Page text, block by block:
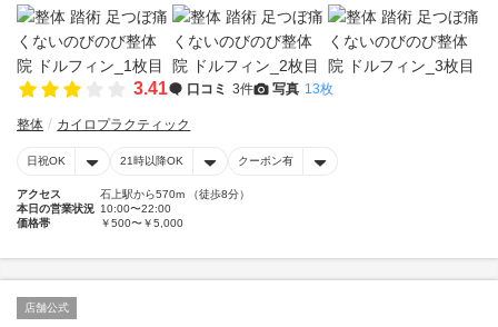
3.41 口コミ 3件 写真 13枚
整体 カイロプラクティック
日祝OK 21時以降OK クーポン有
アクセス
石上駅から570m （徒歩8分）
本日の営業状況 10:00〜22:00
価格帯
￥500〜￥5,000
店舗公式